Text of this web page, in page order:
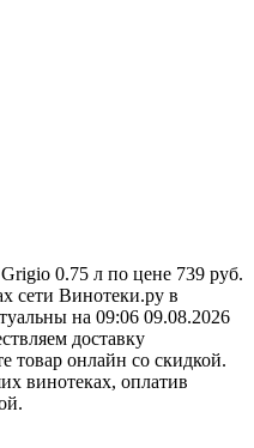
0.75 л по цене 739 руб.
сети Винотеки.ру в
на 09:06 09.08.2026
доставку
товар онлайн со скидкой.
винотеках, оплатив